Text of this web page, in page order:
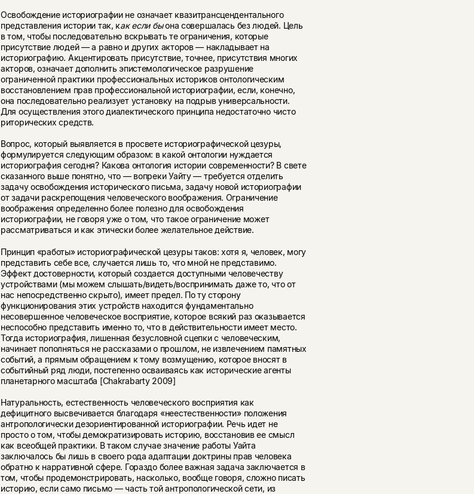
Освобождение историографии не означает квазитрансцендентального
представления истории так, как если быона совершалась без людей. Цель
в том, чтобы последовательно вскрывать те ограничения, которые
присутствие людей — а равно и других акторов — накладывает на
историографию. Акцентировать присутствие, точнее, присутствия многих
акторов, означает дополнить эпистемологическое разрушение
ограниченной практики профессиональных историков онтологическим
восстановлением прав профессиональной историографии, если, конечно,
она последовательно реализует установку на подрыв универсальности.
Для осуществления этого диалектического принципа недостаточно чисто
риторических средств.
Вопрос, который выявляется в просвете историографической цезуры,
формулируется следующим образом: в какой онтологии нуждается
историография сегодня? Какова онтология истории современности? В свете
сказанного выше понятно, что — вопреки Уайту — требуется отделить
задачу освобождения исторического письма, задачу новой историографии
от задачи раскрепощения человеческого воображения. Ограничение
воображения определенно более полезно для освобождения
историографии, не говоря уже о том, что такое ограничение может
рассматриваться и как этически более желательное действие.
Принцип «работы» историографической цезуры таков: хотя я, человек, могу
представить себе все, случается лишь то, что мной не представимо.
Эффект достоверности, который создается доступными человечеству
устройствами (мы можем слышать/видеть/воспринимать даже то, что от
нас непосредственно скрыто), имеет предел. По ту сторону
функционирования этих устройств находится фундаментально
несовершенное человеческое восприятие, которое всякий раз оказывается
неспособно представить именно то, что в действительности имеет место.
Тогда историография, лишенная безусловной сцепки с человеческим,
начинает пополняться не рассказами о прошлом, не извлечением памятных
событий, а прямым обращением к тому возмущению, которое вносят в
событийный ряд люди, постепенно осваиваясь как исторические агенты
планетарного масштаба [Chakrabarty 2009]
Натуральность, естественность человеческого восприятия как
дефицитного высвечивается благодаря «неестественности» положения
антропологически дезориентированной историографии. Речь идет не
просто о том, чтобы демократизировать историю, восстановив ее смысл
как всеобщей практики. В таком случае значение работы Уайта
заключалось бы лишь в своего рода адаптации доктрины прав человека
обратно к нарративной сфере. Гораздо более важная задача заключается в
том, чтобы продемонстрировать, насколько, вообще говоря, сложно писать
историю, если само письмо — часть той антропологической сети, из